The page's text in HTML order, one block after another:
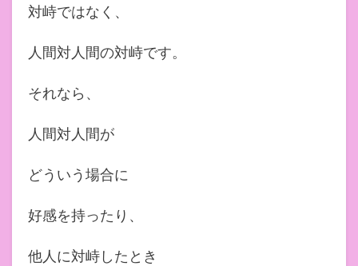
対峙ではなく、
人間対人間の対峙です。
それなら、
人間対人間が
どういう場合に
好感を持ったり、
他人に対峙したとき